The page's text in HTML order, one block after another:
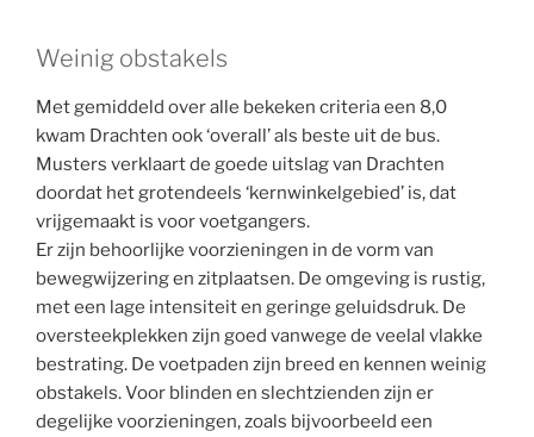
Weinig obstakels
Met gemiddeld over alle bekeken criteria een 8,0
kwam Drachten ook ‘overall’ als beste uit de bus.
Musters verklaart de goede uitslag van Drachten
doordat het grotendeels ‘kernwinkelgebied’ is, dat
vrijgemaakt is voor voetgangers.
Er zijn behoorlijke voorzieningen in de vorm van
bewegwijzering en zitplaatsen. De omgeving is rustig,
met een lage intensiteit en geringe geluidsdruk. De
oversteekplekken zijn goed vanwege de veelal vlakke
bestrating. De voetpaden zijn breed en kennen weinig
obstakels. Voor blinden en slechtzienden zijn er
degelijke voorzieningen, zoals bijvoorbeeld een